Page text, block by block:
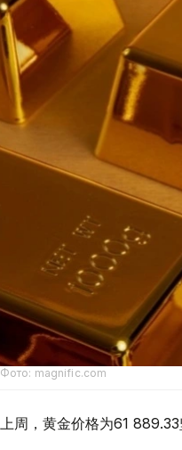
Фото: magnific.com
上周，黄金价格为61